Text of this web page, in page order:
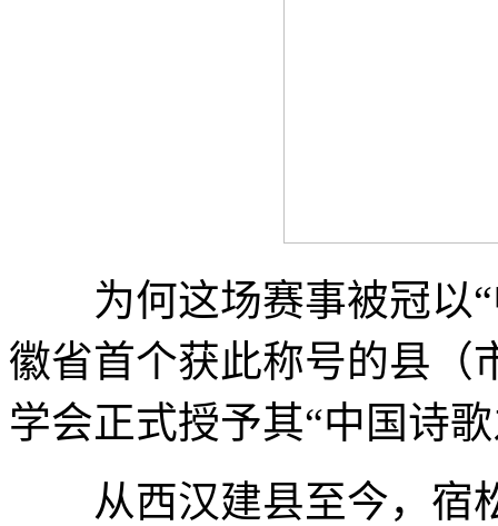
为何这场赛事被冠以“
徽省首个获此称号的县
学会正式授予其“中国诗
从西汉建县至今，宿松